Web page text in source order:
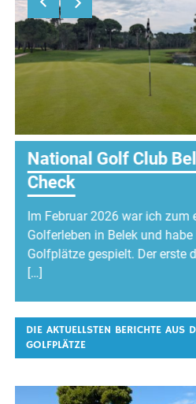
National Golf Club
Check
Im Februar 2026 war ich zum
Golferleben in Belek und
Golfplätze gespielt. Der erste
[…]
DIE AKTUELLSTEN BERICHTE AUS
GOLFPLÄTZE